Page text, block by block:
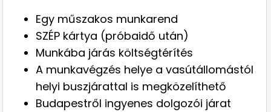
Egy műszakos munkarend
SZÉP kártya (próbaidő után)
Munkába járás költségtérítés
A munkavégzés helye a vasútállomástól
helyi buszjárattal is megközelíthető
Budapestről ingyenes dolgozói járat